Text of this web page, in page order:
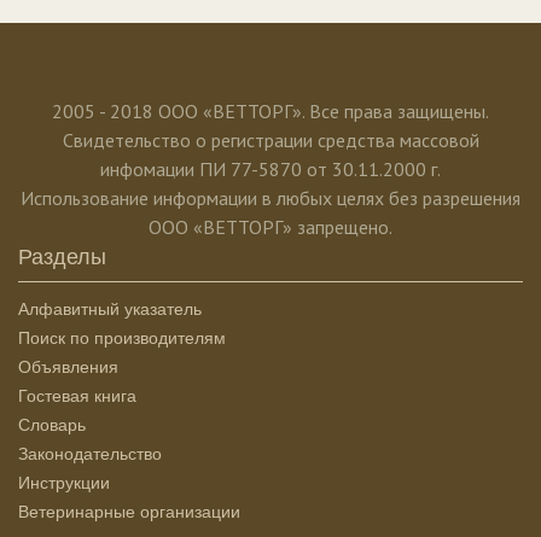
2005 - 2018 ООО «ВЕТТОРГ». Все права защищены.
Свидетельство о регистрации средства массовой
инфомации ПИ 77-5870 от 30.11.2000 г.
Использование информации в любых целях без разрешения
ООО «ВЕТТОРГ» запрещено.
Разделы
Алфавитный указатель
Поиск по производителям
Объявления
Гостевая книга
Словарь
Законодательство
Инструкции
Ветеринарные организации